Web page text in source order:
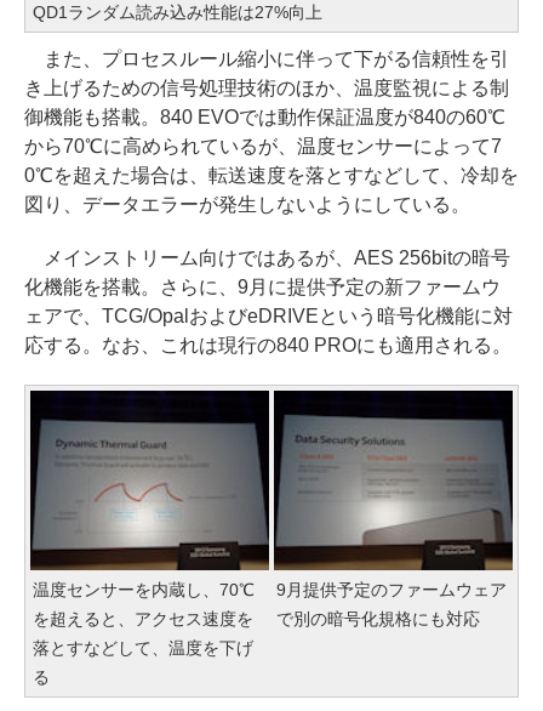
QD1ランダム読み込み性能は27%向上
また、プロセスルール縮小に伴って下がる信頼性を引
き上げるための信号処理技術のほか、温度監視による制
御機能も搭載。840 EVOでは動作保証温度が840の60℃
から70℃に高められているが、温度センサーによって7
0℃を超えた場合は、転送速度を落とすなどして、冷却を
図り、データエラーが発生しないようにしている。
メインストリーム向けではあるが、AES 256bitの暗号
化機能を搭載。さらに、9月に提供予定の新ファームウ
ェアで、TCG/OpalおよびeDRIVEという暗号化機能に対
応する。なお、これは現行の840 PROにも適用される。
温度センサーを内蔵し、70℃
を超えると、アクセス速度を
落とすなどして、温度を下げ
る
9月提供予定のファームウェア
で別の暗号化規格にも対応